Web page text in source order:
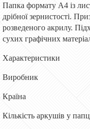
Папка формату А4 із
дрібної зернистості.
розведеного акрилу.
сухих графічних
Характеристики
Виробник
Країна
Кількість аркушів у